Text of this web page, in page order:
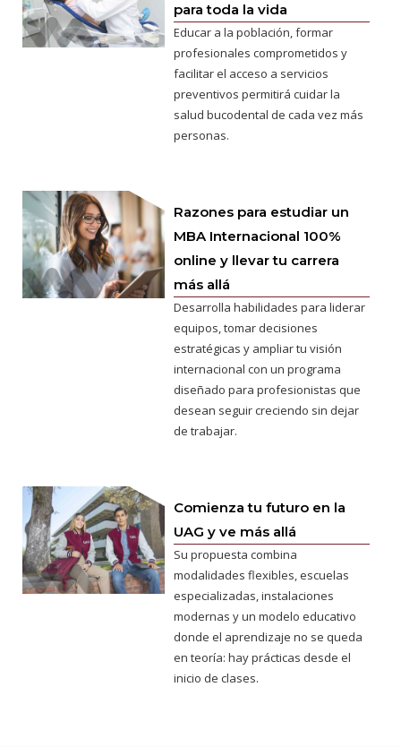
para toda la vida
Educar a la población, formar
profesionales comprometidos y
facilitar el acceso a servicios
preventivos permitirá cuidar la
salud bucodental de cada vez más
personas.
Razones para estudiar un
MBA Internacional 100%
online y llevar tu carrera
más allá
Desarrolla habilidades para liderar
equipos, tomar decisiones
estratégicas y ampliar tu visión
internacional con un programa
diseñado para profesionistas que
desean seguir creciendo sin dejar
de trabajar.
Comienza tu futuro en la
UAG y ve más allá
Su propuesta combina
modalidades flexibles, escuelas
especializadas, instalaciones
modernas y un modelo educativo
donde el aprendizaje no se queda
en teoría: hay prácticas desde el
inicio de clases.